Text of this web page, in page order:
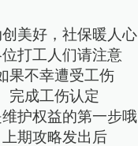
美好，社保暖人心
打工人们请注意
果不幸遭受工伤
完成工伤认定
维护权益的第一步哦
上期攻略发出后